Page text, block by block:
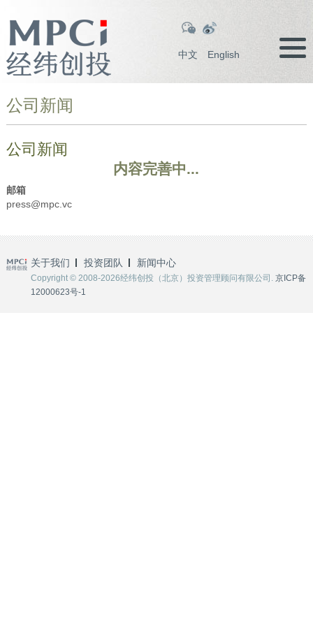
中文 English
公司新闻
公司新闻
内容完善中...
邮箱
press@mpc.vc
关于我们 投资团队 新闻中心
Copyright © 2008-2026经纬创投（北京）投资管理顾问有限公司. 京ICP备
12000623号-1